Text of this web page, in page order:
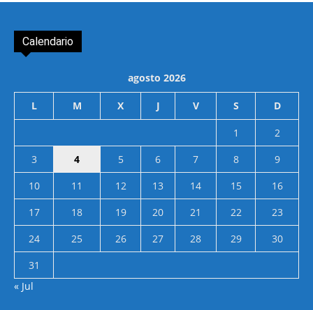
Calendario
agosto 2026
L M X J V S D
1
2
3
4 5 6 7 8
9
10
11 12 13 14 15
16
17
18 19 20 21 22
23
24
25 26 27 28 29
30
31
« Jul